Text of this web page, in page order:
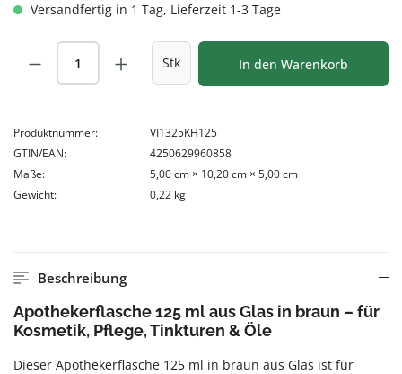
Versandfertig in 1 Tag, Lieferzeit 1-3 Tage
Produkt Anzahl: Gib den gewünschten
Stk In den Warenkorb
Produktnummer:
VI1325KH125
GTIN/EAN:
4250629960858
Maße:
5,00 cm × 10,20 cm × 5,00 cm
Gewicht:
0,22 kg
Beschreibung
Apothekerflasche 125 ml aus Glas in braun – für
Kosmetik, Pflege, Tinkturen & Öle
Dieser Apothekerflasche 125 ml in braun aus Glas ist für